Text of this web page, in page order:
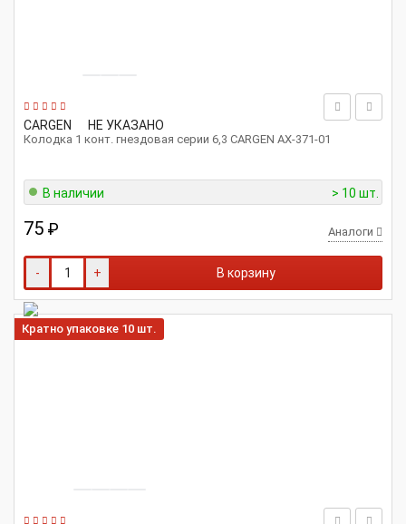
CARGEN НЕ УКАЗАНО
Колодка 1 конт. гнездовая серии 6,3 CARGEN AX-371-01
В наличии > 10 шт.
75 ₽ Аналоги
- + В корзину
Кратно упаковке 10 шт.